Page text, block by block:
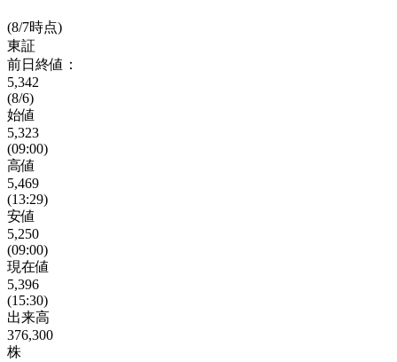
(8/7時点)
東証
前日終値：
5,342
(8/6)
始値
5,323
(09:00)
高値
5,469
(13:29)
安値
5,250
(09:00)
現在値
5,396
(15:30)
出来高
376,300
株